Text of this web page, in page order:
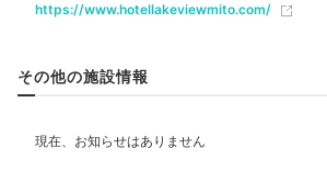
ベビー＆子供関連
和室
洋室 インターネット利用可能
https://www.hotellakeviewmito.com/
その他の施設情報